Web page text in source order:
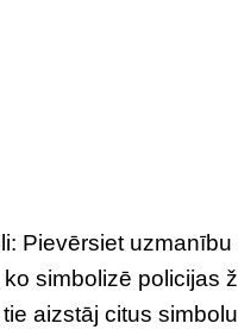
Pievērsiet
simbolizē policijas
tie aizstāj citus